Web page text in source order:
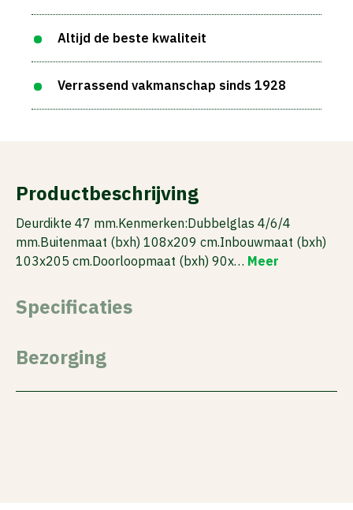
Altijd de beste kwaliteit
Verrassend vakmanschap sinds 1928
Productbeschrijving
Deurdikte 47 mm.Kenmerken:Dubbelglas 4/6/4
mm.Buitenmaat (bxh) 108x209 cm.Inbouwmaat (bxh)
103x205 cm.Doorloopmaat (bxh) 90x… Meer
Specificaties
Bezorging